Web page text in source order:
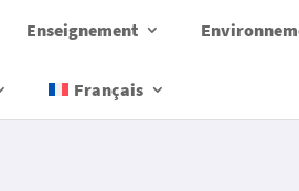
Enseignement
Français